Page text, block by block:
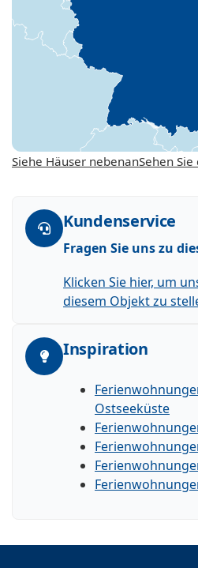
Siehe Häuser nebenanSehen
Kundenservice
Fragen Sie uns zu
Klicken Sie hier, um
diesem Objekt zu
Inspiration
Ostseeküste